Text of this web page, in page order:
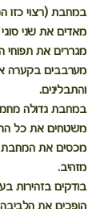
במחבת (רצוי כזו
מאדים את שני
מגררים את
מערבבים בקערה
והתבלינים.
במחבת גדולה
משטחים את כל
מכסים את המחבת
מזהיב.
בודקים בזהירות
הופכים את